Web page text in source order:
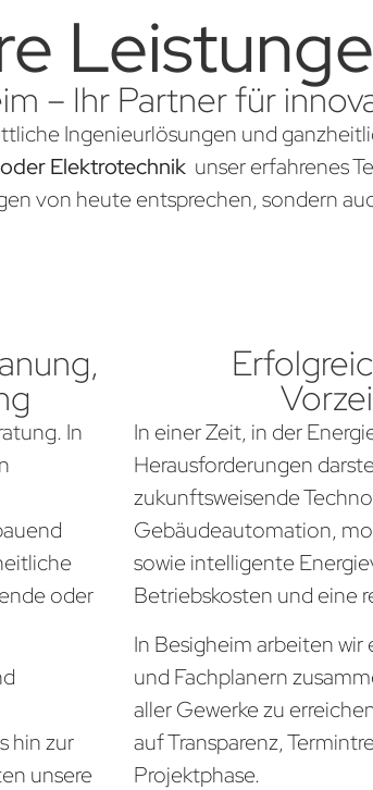
– Ihr Partner für
Ingenieurlösungen und
Elektrotechnik unser erfahrenes
von heute entsprechen, sondern
In
oder
hin zur
unsere
In einer Zeit, in der
Herausforderungen
zukunftsweisende
Gebäudeautomation,
sowie intelligente
Betriebskosten und eine
In Besigheim arbeiten
und Fachplanern
aller Gewerke zu
auf Transparenz,
Projektphase.